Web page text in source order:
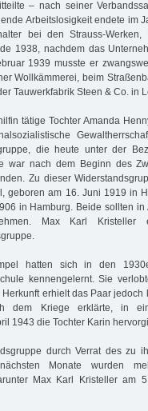
– nach seiner
Arbeitslosigkeit endete im
bei den Strauss-Werken,
1938, nachdem das
1939 musste er
Wollkämmerei, beim
Tauwerkfabrik Steen & Co. in
tätige Tochter Amanda
die heute unter der
war nach dem Beginn des
Zu dieser
geboren am 16. Juni 1919 in
in Hamburg. Beide sollten
Max Karl Kristeller
hatten sich in den
kennengelernt. Sie
erhielt das Paar
dem Kriege erklärte, in
1943 die Tochter Karin
durch Verrat des zu
Monate wurden
Max Karl Kristeller am